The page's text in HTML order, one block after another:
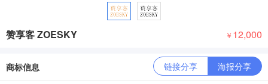
赞享客 ZOESKY ￥ 12,000
商标信息 链接分享 海报分享